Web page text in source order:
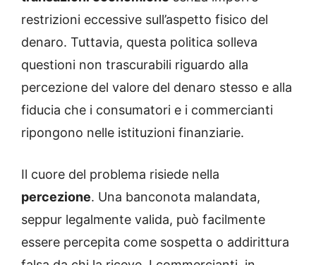
restrizioni eccessive sull’aspetto fisico del
denaro. Tuttavia, questa politica solleva
questioni non trascurabili riguardo alla
percezione del valore del denaro stesso e alla
fiducia che i consumatori e i commercianti
ripongono nelle istituzioni finanziarie.
Il cuore del problema risiede nella
percezione. Una banconota malandata,
seppur legalmente valida, può facilmente
essere percepita come sospetta o addirittura